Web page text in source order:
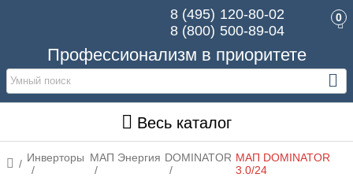
Профессионализм в приоритете
8 (495) 120-80-02
8 (800) 500-89-04
0
Весь каталог
Инверторы МАП Энергия DOMINATOR МАП DOMINATOR
3.0/24